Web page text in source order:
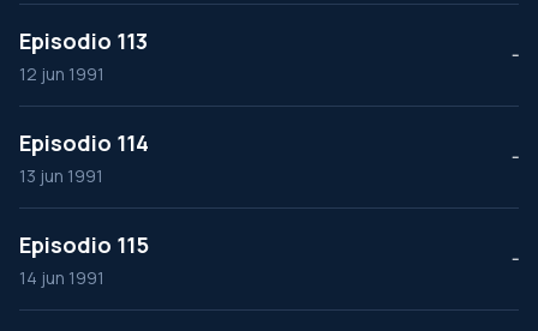
Episodio 113
12 jun 1991
--
Episodio 114
13 jun 1991
--
Episodio 115
14 jun 1991
--